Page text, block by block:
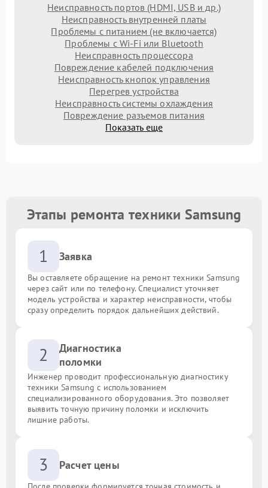
Неисправность портов (HDMI, USB и др.)
Неисправность внутренней платы
Проблемы с питанием (не включается)
Проблемы с Wi-Fi или Bluetooth
Неисправность процессора
Повреждение кабелей подключения
Неисправность кнопок управления
Перегрев устройства
Неисправность системы охлаждения
Повреждение разъемов питания
Показать еще
Этапы ремонта техники Samsung
1 Заявка
Вы оставляете обращение на ремонт техники Samsung
через сайт или по телефону. Специалист уточняет
модель устройства и характер неисправности, чтобы
сразу определить порядок дальнейших действий.
2
Диагностика
поломки
Инженер проводит профессиональную диагностику
техники Samsung с использованием
специализированного оборудования. Это позволяет
выявить точную причину поломки и исключить
лишние работы.
3 Расчет цены